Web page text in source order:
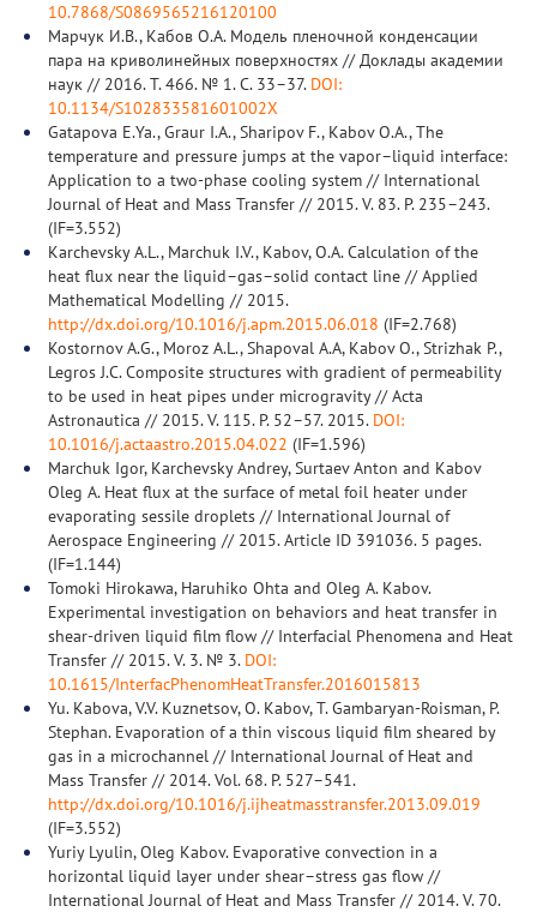
10.7868/S0869565216120100
Марчук И.В., Кабов О.А. Модель пленочной конденсации
пара на криволинейных поверхностях // Доклады академии
наук // 2016. Т. 466. № 1. С. 33–37. DOI:
10.1134/S102833581601002X
Gatapova E.Ya., Graur I.A., Sharipov F., Kabov O.A., The
temperature and pressure jumps at the vapor–liquid interface:
Application to a two-phase cooling system // International
Journal of Heat and Mass Transfer // 2015. V. 83. Р. 235–243.
(IF=3.552)
Karchevsky A.L., Marchuk I.V., Kabov, O.A. Calculation of the
heat flux near the liquid–gas–solid contact line // Applied
Mathematical Modelling // 2015.
http://dx.doi.org/10.1016/j.apm.2015.06.018 (IF=2.768)
Kostornov A.G., Moroz A.L., Shapoval A.A, Kabov O., Strizhak P.,
Legros J.C. Composite structures with gradient of permeability
to be used in heat pipes under microgravity // Acta
Astronautica // 2015. V. 115. Р. 52–57. 2015. DOI:
10.1016/j.actaastro.2015.04.022 (IF=1.596)
Marchuk Igor, Karchevsky Andrey, Surtaev Anton and Kabov
Oleg A. Heat flux at the surface of metal foil heater under
evaporating sessile droplets // International Journal of
Aerospace Engineering // 2015. Article ID 391036. 5 pages.
(IF=1.144)
Tomoki Hirokawa, Haruhiko Ohta and Oleg A. Kabov.
Experimental investigation on behaviors and heat transfer in
shear-driven liquid film flow // Interfacial Phenomena and Heat
Transfer // 2015. V. 3. № 3.DOI:
10.1615/InterfacPhenomHeatTransfer.2016015813
Yu. Kabova, V.V. Kuznetsov, O. Kabov, T. Gambaryan-Roisman, P.
Stephan. Evaporation of a thin viscous liquid film sheared by
gas in a microchannel // International Journal of Heat and
Mass Transfer // 2014. Vol. 68. Р. 527–541.
http://dx.doi.org/10.1016/j.ijheatmasstransfer.2013.09.019
(IF=3.552)
Yuriy Lyulin, Oleg Kabov. Evaporative convection in a
horizontal liquid layer under shear–stress gas flow //
International Journal of Heat and Mass Transfer // 2014. V. 70.